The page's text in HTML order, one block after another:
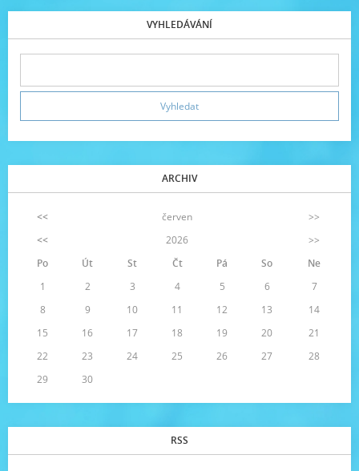
VYHLEDÁVÁNÍ
ARCHIV
<< červen
>>
<<
2026
>>
Po
Út St Čt Pá So
Ne
1
2 3 4 5 6
7
8
9 10 11 12 13
14
15
16 17 18 19 20
21
22
23 24 25 26 27
28
29
30
RSS